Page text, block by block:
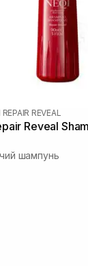
REVEAL
Reveal
шампунь